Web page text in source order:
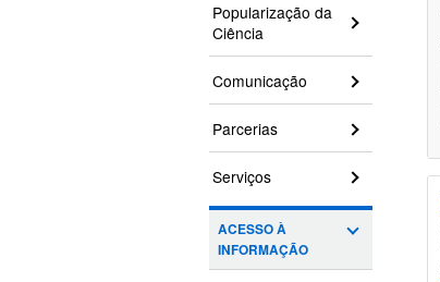
Popularização da
Ciência
Comunicação
Parcerias
Serviços
ACESSO À
INFORMAÇÃO